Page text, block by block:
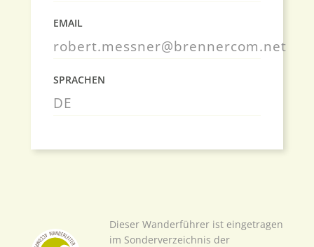
EMAIL
robert.messner@brennercom.net
SPRACHEN
DE
Dieser Wanderführer ist eingetragen
im Sonderverzeichnis der